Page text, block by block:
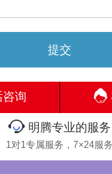
询
明腾专业的服务
1对1专属服务，7×24服务